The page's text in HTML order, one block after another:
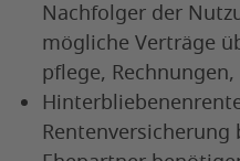
Nachfolger der
mögliche Verträge
pflege,
Rentenversicherung